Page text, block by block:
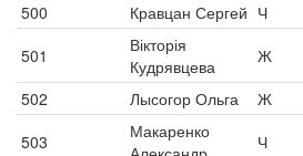
500
Кравцан Сергей Ч
501
Вікторія
Кудрявцева
Ж
502
Лысогор Ольга Ж
503
Макаренко
Ч